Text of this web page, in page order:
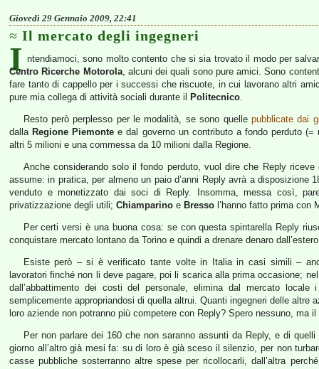
Giovedì 29 Gennaio 2009, 22:41
Il mercato degli ingegneri
I ntendiamoci, sono molto contento che si sia trovato il modo per
Centro Ricerche Motorola, alcuni dei quali sono pure amici. Sono
fare tanto di cappello per i successi che riscuote, in cui lavorano altri
pure mia collega di attività sociali durante il
Politecnico.
Resto però perplesso per le modalità, se sono quellepubblicate dai
dalla Regione Piemonte e dal governo un contributo a fondo perduto
altri 5 milioni e una commessa da 10 milioni dalla Regione.
Anche considerando solo il fondo perduto, vuol dire che Reply
assume: in pratica, per almeno un paio d’anni Reply avrà a disposizione
venduto e monetizzato dai soci di Reply. Insomma, messa così,
privatizzazione degli utili; Chiamparino e Bresso l’hanno fatto prima con
Per certi versi è una buona cosa: se con questa spintarella Reply
conquistare mercato lontano da Torino e quindi a drenare denaro
Esiste però – si è verificato tante volte in Italia in casi simili –
lavoratori finché non li deve pagare, poi li scarica alla prima occasione;
dall’abbattimento dei costi del personale, elimina dal mercato
semplicemente appropriandosi di quella altrui. Quanti ingegneri delle altre
loro aziende non potranno più competere con Reply? Spero nessuno, ma il
Per non parlare dei 160 che non saranno assunti da Reply, e di
giorno all’altro già mesi fa: su di loro è già sceso il silenzio, per non
casse pubbliche sosterranno altre spese per ricollocarli, dall’altra